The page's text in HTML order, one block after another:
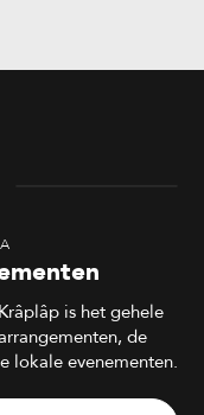
is het gehele
de
lokale evenementen.